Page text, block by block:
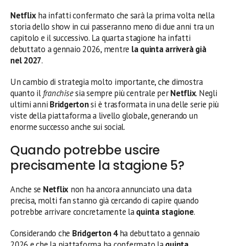
Netflixha infatti confermato che sarà la prima volta nella
storia dello show in cui passeranno meno di due anni tra un
capitolo e il successivo. La quarta stagione ha infatti
debuttato a gennaio 2026, mentre la quinta arriverà già
nel 2027.
Un cambio di strategia molto importante, che dimostra
quanto il franchisesia sempre più centrale perNetflix. Negli
ultimi anni Bridgertonsi è trasformata in una delle serie più
viste della piattaforma a livello globale, generando un
enorme successo anche sui social.
Quando potrebbe uscire
precisamente la stagione 5?
Anche se Netflix non ha ancora annunciato una data
precisa, molti fan stanno già cercando di capire quando
potrebbe arrivare concretamente laquinta stagione.
Considerando che Bridgerton 4ha debuttato a gennaio